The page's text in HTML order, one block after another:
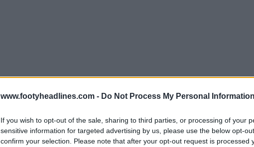
www.footyheadlines.com - Do Not Process My Personal Information
If you wish to opt-out of the sale, sharing to third parties, or processing of your
sensitive information for targeted advertising by us, please use the below opt-
confirm your selection. Please note that after your opt-out request is processed